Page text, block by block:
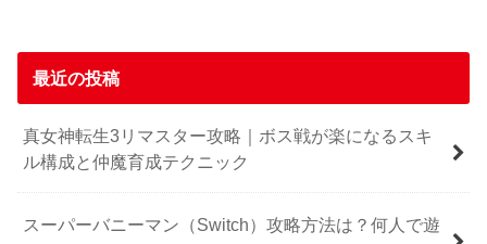
最近の投稿
真女神転生3リマスター攻略｜ボス戦が楽になるスキ
ル構成と仲魔育成テクニック
スーパーバニーマン（Switch）攻略方法は？何人で遊